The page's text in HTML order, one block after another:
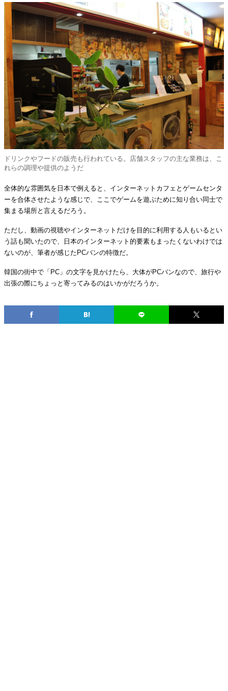
ドリンクやフードの販売も行われている。店舗スタッフの主な業務は、こ
れらの調理や提供のようだ
全体的な雰囲気を日本で例えると、インターネットカフェとゲームセンタ
ーを合体させたような感じで、ここでゲームを遊ぶために知り合い同士で
集まる場所と言えるだろう。
ただし、動画の視聴やインターネットだけを目的に利用する人もいるとい
う話も聞いたので、日本のインターネット的要素もまったくないわけでは
ないのが、筆者が感じたPCバンの特徴だ。
韓国の街中で「PC」の文字を見かけたら、大体がPCバンなので、旅行や
出張の際にちょっと寄ってみるのはいかがだろうか。